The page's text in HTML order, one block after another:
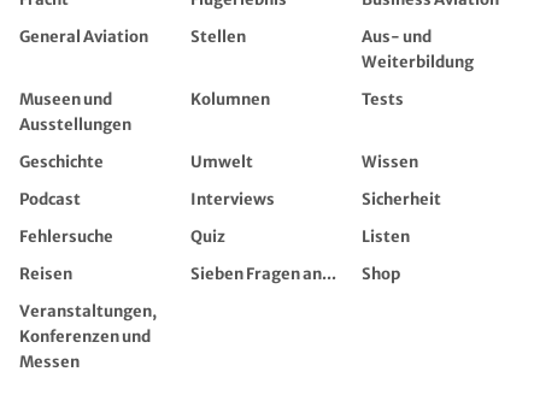
General Aviation
Stellen
Aus- und
Weiterbildung
Museen und
Ausstellungen
Kolumnen Tests
Geschichte Umwelt
Wissen
Podcast
Interviews
Sicherheit
Fehlersuche
Quiz
Listen
Reisen
Sieben Fragen an...
Shop
Veranstaltungen,
Konferenzen und
Messen